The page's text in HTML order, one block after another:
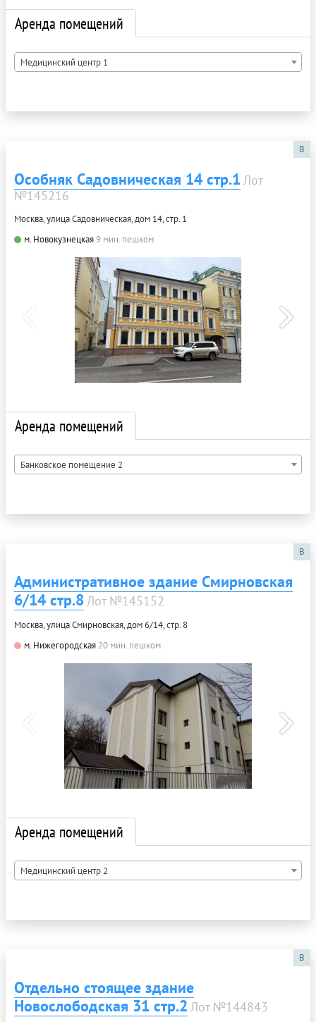
Аренда помещений
Медицинский центр 1
B
Особняк Садовническая 14 стр.1 Лот
№145216
Москва, улица Садовническая, дом 14, стр. 1
м. Новокузнецкая9 мин. пешком
Аренда помещений
Банковское помещение 2
B
Административное здание Смирновская
6/14 стр.8Лот №145152
Москва, улица Смирновская, дом 6/14, стр. 8
м. Нижегородская 20 мин. пешком
Аренда помещений
Медицинский центр 2
B
Отдельно стоящее здание
Новослободская 31 стр.2 Лот №144843